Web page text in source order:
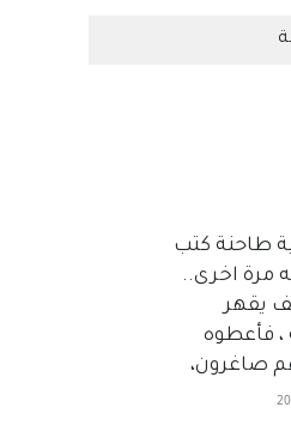
طاحنة كتب
مرة اخرى..
يقهر
، فأعطوه
صاغرون،